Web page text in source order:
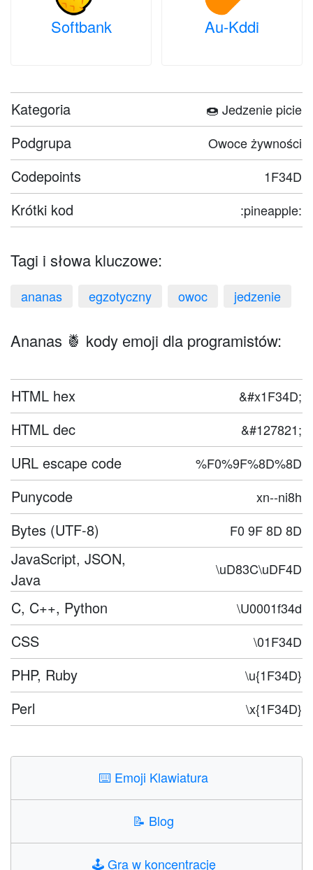
Softbank Au-Kddi
Kategoria 🍩 Jedzenie picie
Podgrupa Owoce żywności
Codepoints 1F34D
Krótki kod :pineapple:
Tagi i słowa kluczowe:
ananas egzotyczny owoc jedzenie
Ananas 🍍 kody emoji dla programistów:
HTML hex &#x1F34D;
HTML dec &#127821;
URL escape code %F0%9F%8D%8D
Punycode xn--ni8h
Bytes (UTF-8) F0 9F 8D 8D
JavaScript, JSON,
Java
\uD83C\uDF4D
C, C++, Python \U0001f34d
CSS \01F34D
PHP, Ruby \u{1F34D}
Perl \x{1F34D}
⌨️ Emoji Klawiatura
📝 Blog
🕹️Gra w koncentrację